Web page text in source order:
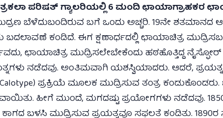
ಪರಿಷತ್ ಗ್ಯಾಲರಿಯಲ್ಲಿ 6 ಮಂದಿ ಛಾಯಾಗ್ರಾಹಕರ
ಬೆಳೆದುಬಂದಿರುವ ಬಗೆ ಒಂದು ಅಚ್ಚರಿ. 19ನೇ
ಬದಲಾವಣೆ ಕಂಡಿದೆ. ಈಗ ಕ್ಷಣಾರ್ಧದಲ್ಲಿ ಛಾಯಾಚಿತ್ರ
ಛಾಯಾಚಿತ್ರ ಮುದ್ರಿಸಲೇಬೇಕೆಂದು ಹಠಹೊತ್ತಿದ್ದ
ನಡೆದವು. ಅಂತಿಮವಾಗಿ ಯಶಸ್ವಿಯಾದರು. ಆದರೆ, ಪ್ರಯತ್ನ
(Calotype) ಪ್ರಕ್ರಿಯೆ ಮೂಲಕ ಮುದ್ರಿಸುವ ತಂತ್ರ
ಹೀಗೆ ಮುಂದೆ, ಮಗದಷ್ಟು ಪ್ರಯೋಗಗಳು ನಡೆದವು.
ಬಳಸಿ ಮುದ್ರಿಸುವ ಪ್ರಯತ್ನವೂ ಸಫಲತೆ ಕಂಡಿತು. 1890ರ